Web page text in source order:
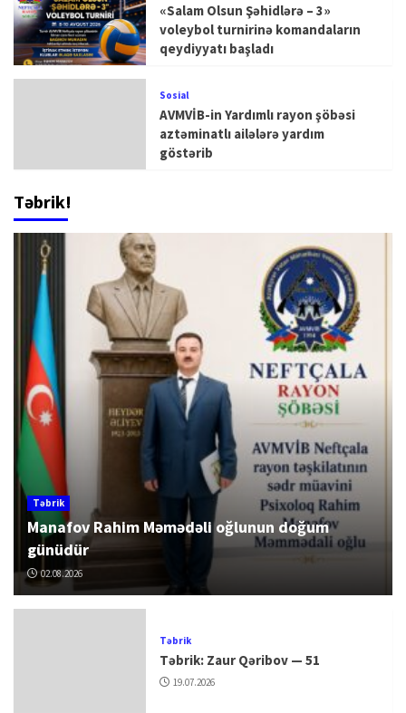
«Salam Olsun Şəhidlərə – 3»
voleybol turnirinə komandaların
qeydiyyatı başladı
Sosial
AVMVİB-in Yardımlı rayon şöbəsi
aztəminatlı ailələrə yardım
göstərib
Təbrik!
Təbrik
Manafov Rahim Məmədəli oğlunun doğum
günüdür
02.08.2026
Təbrik
Təbrik: Zaur Qəribov — 51
19.07.2026